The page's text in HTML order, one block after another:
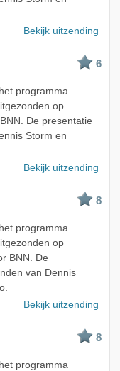
Bekijk uitzending
6
programma
op
De presentatie
Storm en
Bekijk uitzending
8
programma
op
BNN. De
van Dennis
Bekijk uitzending
8
programma